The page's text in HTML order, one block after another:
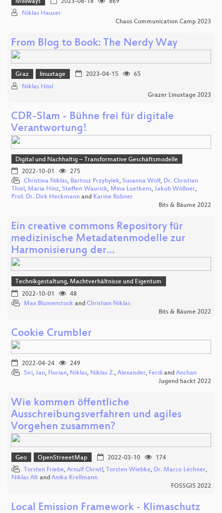
Niklas Hauser
Chaos Communication Camp 2023
From Blog to Book: The Nerdy Way
Graz linuxtage 2023-04-15
65
Niklas Hösl
Grazer Linuxtage 2023
CDR-Slam - Bühne frei für digitale
Verantwortung!
Digital und Nachhaltig – Transformative Geschäftsmodelle
2022-10-01
275
Christina Niklas, Bartosz Przybylek, Susanna Wolf, Dr. Christian
Thiel, Maria Hinz, Steffen Waurick, Mina Luetkens, Jakob Wößner,
Prof. Dr. Dirk Heckmann and Karine Rübner
Bits & Bäume 2022
Ein creative commons Repository für
medizinische Metadatenmodelle zur
Harmonisierung der…
Technikgestaltung, Machtverhältnisse und Eigentum
2022-10-01
48
Max Blumenstock and Christian Niklas
Bits & Bäume 2022
Cookie Crumbler
2022-04-24
249
Siri, Jan, Florian, Niklas, Niklas Z., Alexander, Ferdi and Anchan
Jugend hackt 2022
Wie kommen öffentliche
Ausschreibungsverfahren und agiles
Vorgehen zusammen?
Geo OpenStreeetMap 2022-03-10
174
Torsten Friebe, Arnulf Christl, Torsten Wiebke, Dr. Marco Lechner,
Niklas Alt and Anika Krellmann
FOSSGIS 2022
Local Emission Framework - Klimaschutz